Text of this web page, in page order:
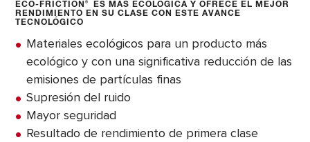
ECO-FRICTION®
ES MÁS ECOLÓGICA Y OFRECE EL MEJOR
RENDIMIENTO EN SU CLASE CON ESTE AVANCE
TECNOLÓGICO
Materiales ecológicos para un producto más
ecológico y con una significativa reducción de las
emisiones de partículas finas
Supresión del ruido
Mayor seguridad
Resultado de rendimiento de primera clase